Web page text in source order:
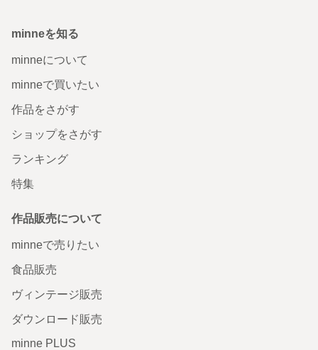
minneを知る
minneについて
minneで買いたい
作品をさがす
ショップをさがす
ランキング
特集
作品販売について
minneで売りたい
食品販売
ヴィンテージ販売
ダウンロード販売
minne PLUS